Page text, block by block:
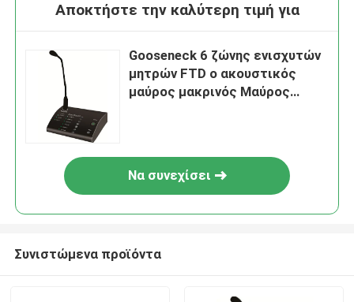
Αποκτήστε την καλύτερη τιμή για
Gooseneck 6 ζώνης ενισχυτών
μητρών FTD ο ακουστικός
μαύρος μακρινός Μαύρος
Να συνεχίσει
Συνιστώμενα προϊόντα